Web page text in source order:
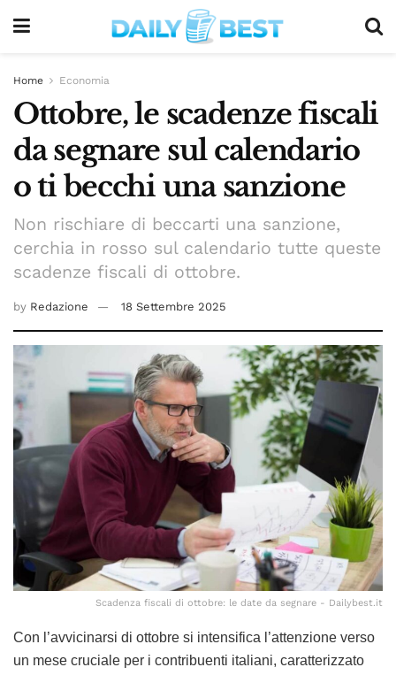
Home Economia
Ottobre, le scadenze fiscali
da segnare sul calendario
o ti becchi una sanzione
Non rischiare di beccarti una sanzione,
cerchia in rosso sul calendario tutte queste
scadenze fiscali di ottobre.
by Redazione 18 Settembre 2025
Scadenza fiscali di ottobre: le date da segnare - Dailybest.it
Con l’avvicinarsi di ottobre si intensifica l’attenzione verso
un mese cruciale per i contribuenti italiani, caratterizzato